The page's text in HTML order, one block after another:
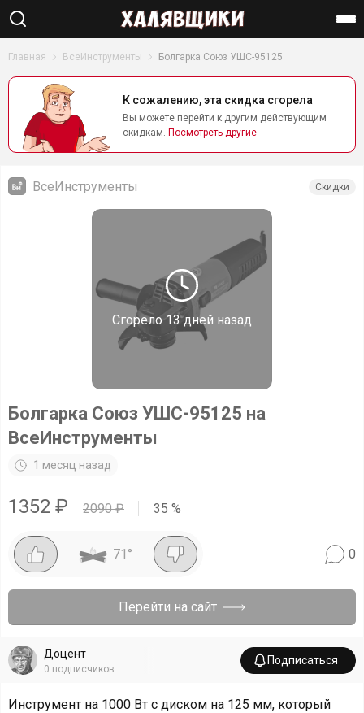
Главная ВсеИнструменты Болгарка Союз УШС-95125
К сожалению, эта скидка сгорела
Вы можете перейти к другим действующим
скидкам. Посмотреть другие
Сгорело 13 дней назад
ВсеИнструменты Скидки
Болгарка Союз УШС-95125 на
ВсеИнструменты
1 месяц назад
1352 ₽ 2090₽ 35 %
71 ° 0
Перейти на сайт
Доцент
0 подписчиков
Подписаться
Инструмент на 1000 Вт с диском на 125 мм, который